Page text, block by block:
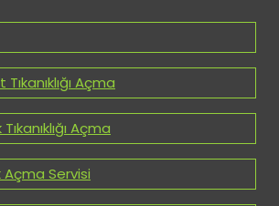
Açma
Açma
Açma Servisi